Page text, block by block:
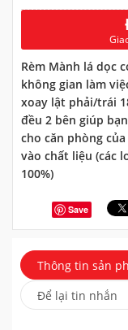
Rèm Mành lá dọc
không gian làm
xoay lật phải/trái
đều 2 bên giúp
cho căn phòng
vào chất liệu (các
100%)
Save
Thông tin sản
Để lại tin nhắn